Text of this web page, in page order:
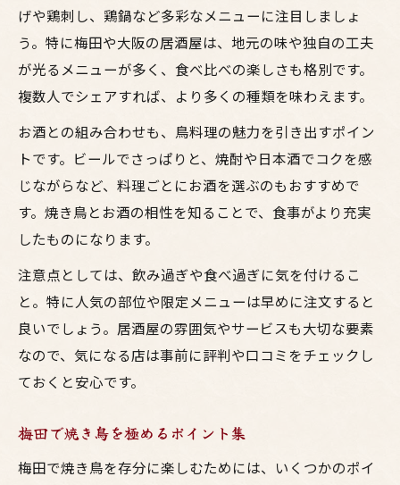
げや鶏刺し、鶏鍋など多彩なメニューに注目しましょ
う。特に梅田や大阪の居酒屋は、地元の味や独自の工夫
が光るメニューが多く、食べ比べの楽しさも格別です。
複数人でシェアすれば、より多くの種類を味わえます。
お酒との組み合わせも、鳥料理の魅力を引き出すポイン
トです。ビールでさっぱりと、焼酎や日本酒でコクを感
じながらなど、料理ごとにお酒を選ぶのもおすすめで
す。焼き鳥とお酒の相性を知ることで、食事がより充実
したものになります。
注意点としては、飲み過ぎや食べ過ぎに気を付けるこ
と。特に人気の部位や限定メニューは早めに注文すると
良いでしょう。居酒屋の雰囲気やサービスも大切な要素
なので、気になる店は事前に評判や口コミをチェックし
ておくと安心です。
梅田で焼き鳥を極めるポイント集
梅田で焼き鳥を存分に楽しむためには、いくつかのポイ